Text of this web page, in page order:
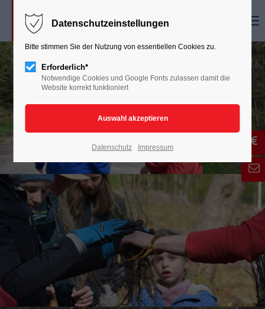
Datenschutzeinstellungen
Bitte stimmen Sie der Nutzung von essentiellen Cookies zu.
Erforderlich*
Notwendige Cookies und Google Fonts zulassen damit die
Website korrekt funktioniert
Datenschutz Impressum